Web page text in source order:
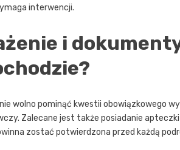
interwencji.
i
wolno pominąć kwestii obowiązkowego
Zalecane jest także posiadanie apteczki
zostać potwierdzona przed każdą